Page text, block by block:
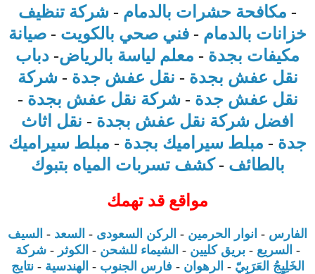
- مكافحة حشرات بالدمام - شركة تنظيف
خزانات بالدمام - فني صحي بالكويت - صيانة
مكيفات بجدة - معلم لياسة بالرياض- دباب
نقل عفش بجدة - نقل عفش جدة -شركة
نقل عفش جدة -شركة نقل عفش بجدة -
افضل شركة نقل عفش بجدة - نقل اثاث
جدة - مبلط سيراميك بجدة - مبلط سيراميك
بالطائف -كشف تسربات المياه بتبوك
مواقع قد تهمك
الفارس - انوار الحرمين - الركن السعودى - السعد - السيف
- السريع -بريق كليين - الشيماء للشحن - الكوثر -شركة
الخَلِيِجُ العَرَبِيّ - الرهوان - فارس الجنوب - الهندسية -نتايج